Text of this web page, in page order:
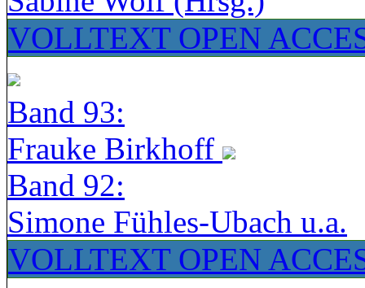
VOLLTEXT OPEN
Band 93:
Frauke Birkhoff
Band 92:
Simone Fühles-Ubach u.a.
VOLLTEXT OPEN